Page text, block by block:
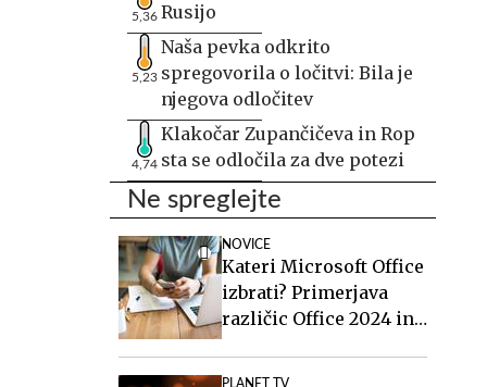
5,36 Rusijo
5,23
Naša pevka odkrito
spregovorila o ločitvi: Bila je
njegova odločitev
4,74
Klakočar Zupančičeva in Rop
sta se odločila za dve potezi
Ne spreglejte
NOVICE
Kateri Microsoft Office
izbrati? Primerjava
različic Office 2024 in
PLANET TV